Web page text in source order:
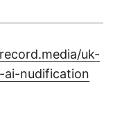
uk-
nudification